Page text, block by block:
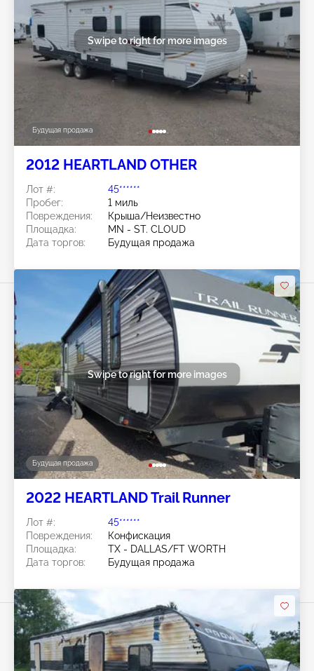
Будущая продажа
Swipe to right for more images
2012 HEARTLAND OTHER
Лот #:
45******
Пробег:
1 миль
Повреждения:
Крыша/Неизвестно
Площадка:
MN - ST. CLOUD
Дата торгов:
Будущая продажа
Будущая продажа
Swipe to right for more images
2022 HEARTLAND Trail Runner
Лот #:
45******
Повреждения:
Конфискация
Площадка:
TX - DALLAS/FT WORTH
Дата торгов:
Будущая продажа